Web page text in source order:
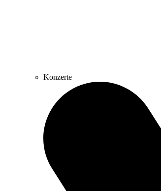
Konzerte